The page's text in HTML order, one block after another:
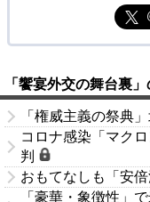
「饗宴外交の舞台裏
「権威主義の祭典
コロナ感染「マク
判
おもてなしも「安
「豪華・象徴性」